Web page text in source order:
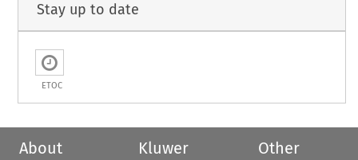
Stay up to date
ETOC
About
Kluwer
Other